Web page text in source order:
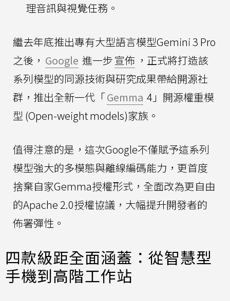
理音訊與視覺任務。
繼去年底推出專有大型語言模型Gemini 3 Pro
之後， Google 進一步宣佈 ，正式將打造該
系列模型的同源技術與研究成果帶給開源社
群，推出全新一代「Gemma 4」開源權重模
型 (Open-weight models)家族。
值得注意的是，這次Google不僅賦予這系列
模型強大的多模態與離線編碼能力，更首度
捨棄自家Gemma授權形式，全面改為更自由
的Apache 2.0授權協議，大幅提升開發者的
佈署彈性。
四款級距全面涵蓋：從智慧型
手機到高階工作站